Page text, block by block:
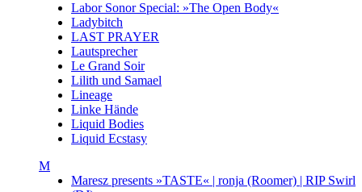
Labor Sonor Special: »The Open Body«
Ladybitch
LAST PRAYER
Lautsprecher
Le Grand Soir
Lilith und Samael
Lineage
Linke Hände
Liquid Bodies
Liquid Ecstasy
M
Maresz presents »TASTE« | ronja (Roomer) | RIP Swirl